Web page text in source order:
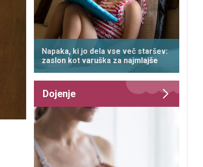
Napaka, ki jo dela vse več staršev:
zaslon kot varuška za najmlajše
Dojenje